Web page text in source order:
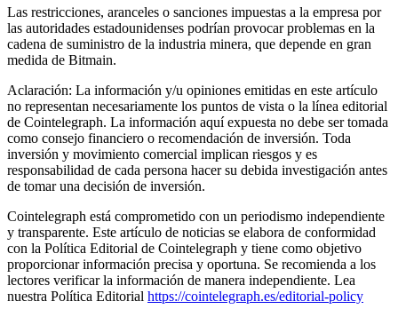
Las restricciones, aranceles o sanciones impuestas a la empresa por
las autoridades estadounidenses podrían provocar problemas en la
cadena de suministro de la industria minera, que depende en gran
medida de Bitmain.
Aclaración: La información y/u opiniones emitidas en este artículo
no representan necesariamente los puntos de vista o la línea editorial
de Cointelegraph. La información aquí expuesta no debe ser tomada
como consejo financiero o recomendación de inversión. Toda
inversión y movimiento comercial implican riesgos y es
responsabilidad de cada persona hacer su debida investigación antes
de tomar una decisión de inversión.
Cointelegraph está comprometido con un periodismo independiente
y transparente. Este artículo de noticias se elabora de conformidad
con la Política Editorial de Cointelegraph y tiene como objetivo
proporcionar información precisa y oportuna. Se recomienda a los
lectores verificar la información de manera independiente. Lea
nuestra Política Editorial https://cointelegraph.es/editorial-policy